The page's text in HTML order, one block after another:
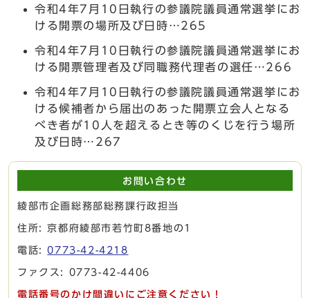
令和4年7月10日執行の参議院議員通常選挙にお
ける開票の場所及び日時…265
令和4年7月10日執行の参議院議員通常選挙にお
ける開票管理者及び同職務代理者の選任…266
令和4年7月10日執行の参議院議員通常選挙にお
ける候補者から届出のあった開票立会人となる
べき者が10人を超えるとき等のくじを行う場所
及び日時…267
お問い合わせ
綾部市企画総務部総務課行政担当
住所: 京都府綾部市若竹町8番地の1
電話:0773-42-4218
ファクス: 0773-42-4406
電話番号のかけ間違いにご注意ください！